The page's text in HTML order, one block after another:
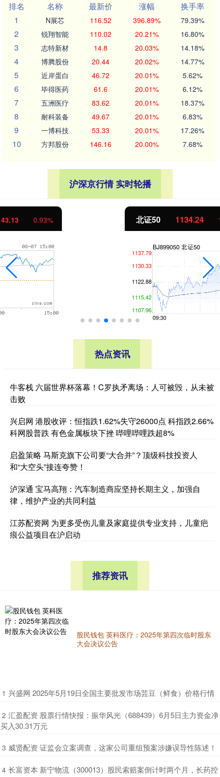
排名
名称 最新价 涨幅
换手率
1
N展芯 116.52 396.89% 79.39%
2 锐翔智能 110.02 20.21% 16.80%
3 志特新材 14.8 20.03% 14.18%
4 博腾股份 20.44 20.02% 14.77%
5 近岸蛋白 46.72 20.01% 5.62%
6 毕得医药 61.6 20.01% 6.12%
7 五洲医疗 83.62 20.01% 18.37%
8 耐科装备 49.67 20.01% 6.83%
9 一博科技 53.33 20.01% 17.26%
10 方邦股份 146.16 20.00% 7.68%
沪深京行情 实时轮播
北证50 11.37 1.01%
热点资讯
牛客栈 六届世界杯落幕！C罗执矛离场：人可被毁，从未被
击败
兴启网 港股收评：恒指跌1.62%失守26000点 科指跌2.66%
科网股普跌 有色金属板块下挫 哔哩哔哩跌超8%
启盈策略 马斯克旗下公司要“大合并”？顶级科技投资人
和“大空头”接连夸赞！
泸深通 宝马高翔：汽车制造商应坚持长期主义，加强自
律，维护产业的共同利益
江苏配资网 为更多受伤儿童及家庭提供专业支持，儿童疤
痕公益项目在沪启动
推荐资讯
股民钱包 英科医疗：2025年第四次临时股东
大会决议公告
1 ​兴盛网 2025年5月19日全国主要批发市场芸豆（鲜食）价格行情
2 ​汇盈配资 股票行情快报：振华风光（688439）6月5日主力资金净
买入30.31万元
3 ​威贤配资 证监会立案调查，这家公司重组预案涉嫌误导性陈述！
4 ​长富资本 新宁物流（300013）股民索赔案倒计时两个月，长药控